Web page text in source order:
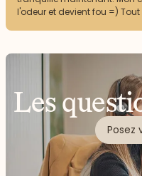
l'odeur et devient fou =)
Les
Posez